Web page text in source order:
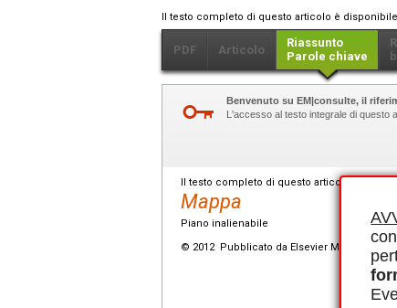
Il testo completo di questo articolo è disponibile
PDF Articolo
Riassunto
Parole chiave
Benvenuto su EM|consulte, il
L'accesso al testo integrale di questo
Il testo completo di questo articolo è
Mappa
Piano inalienabile
© 2012 Pubblicato da Elsevier Masson SAS.